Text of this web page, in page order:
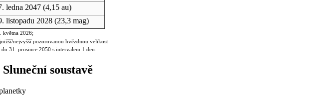
ledna 2047(4,15 au)
listopadu 2028(23,3 mag)
května 2026;
nejvyšší pozorovanou hvězdnou velikost
31. prosince 2050 s intervalem 1 den.
soustavě